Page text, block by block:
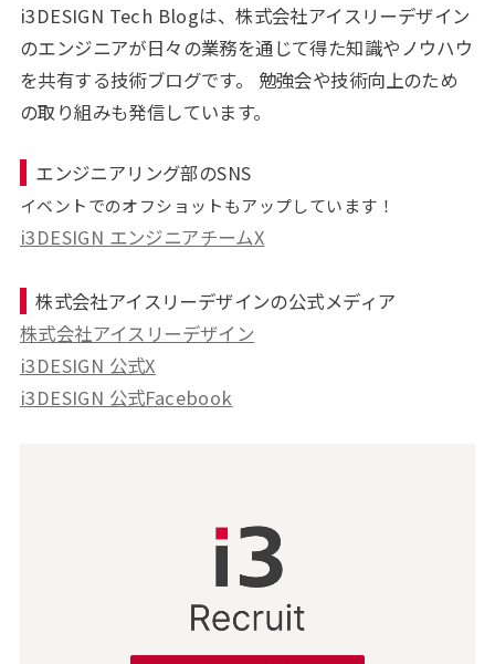
i3DESIGN Tech Blogは、株式会社アイスリーデザイン
のエンジニアが日々の業務を通じて得た知識やノウハウ
を共有する技術ブログです。 勉強会や技術向上のため
の取り組みも発信しています。
エンジニアリング部のSNS
イベントでのオフショットもアップしています！
i3DESIGN エンジニアチームX
株式会社アイスリーデザインの公式メディア
株式会社アイスリーデザイン
i3DESIGN 公式X
i3DESIGN 公式Facebook